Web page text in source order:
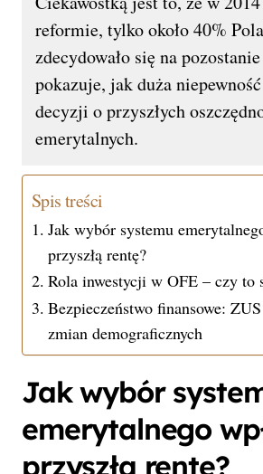
reformie, tylko około 40%
zdecydowało się na
pokazuje, jak duża
decyzji o przyszłych
emerytalnych.
Spis treści
Jak wybór systemu
przyszłą rentę?
Rola inwestycji w OFE – czy to
Bezpieczeństwo finansowe:
zmian demograficznych
Jak wybór
emerytalnego
przyszłą rentę?